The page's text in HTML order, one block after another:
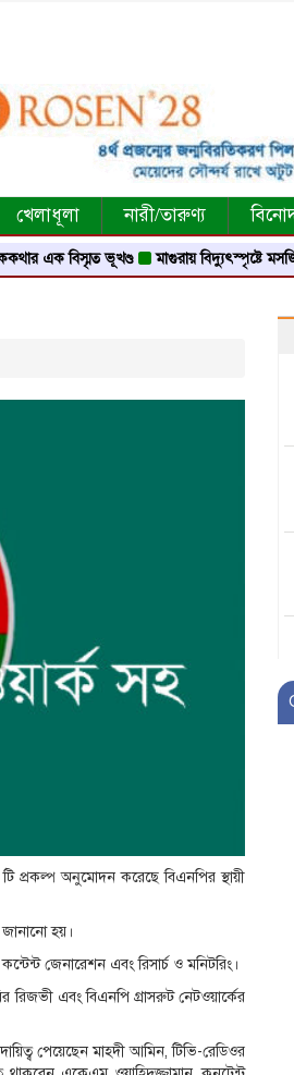
খেলাধূলা নারী/তারুণ্য
বিস্মৃত ভূখণ্ড মাগুরায় বিদ্যুৎস্পৃষ্টে মসজিদের
প্রকল্প অনুমোদন করেছে বিএনপির স্থায়ী
জানানো হয়।
জেনারেশন এবং রিসার্চ ও মনিটরিং।
রিজভী এবং বিএনপি গ্রাসরুট নেটওয়ার্কের
পেয়েছেন মাহদী আমিন, টিভি-রেডিওর